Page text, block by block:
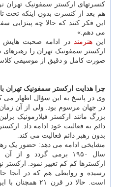
کنسرتهای ارکستر سمفونیک تهران
هم بعد از کنسرت بدون اینکه تحت
این فکر کنند که حالا چه پیتزایی
می دهم.»
اینهنرمند در ادامه صحبت
ارکستر سمفونیک تهران را
صورت کامل و دقیق از موسیقی
چرا هدایت ارکستر سمفونیک تهران با
در جهان مرسوم بود. ولی از آن
بزرگ مانند ارکستر فیلارمونیک
دائم به فعالیت خود ادامه داد.
بدون رهبر دائم فعالیت می کند.
مشایخی ادامه می دهد: حضور یک
سال ۱۹۵۰ برمی گردد و
رسیده و روابطی هم که در آنجا
است. حالا در قرن